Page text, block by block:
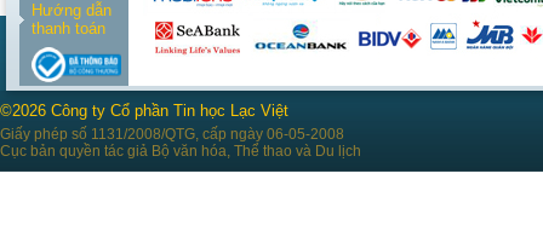
Hướng dẫn
thanh toán
©2026 Công ty Cổ phần Tin học Lạc Việt
Giấy phép số 1131/2008/QTG, cấp ngày 06-05-2008
Cục bản quyền tác giả Bộ văn hóa, Thể thao và Du lịch